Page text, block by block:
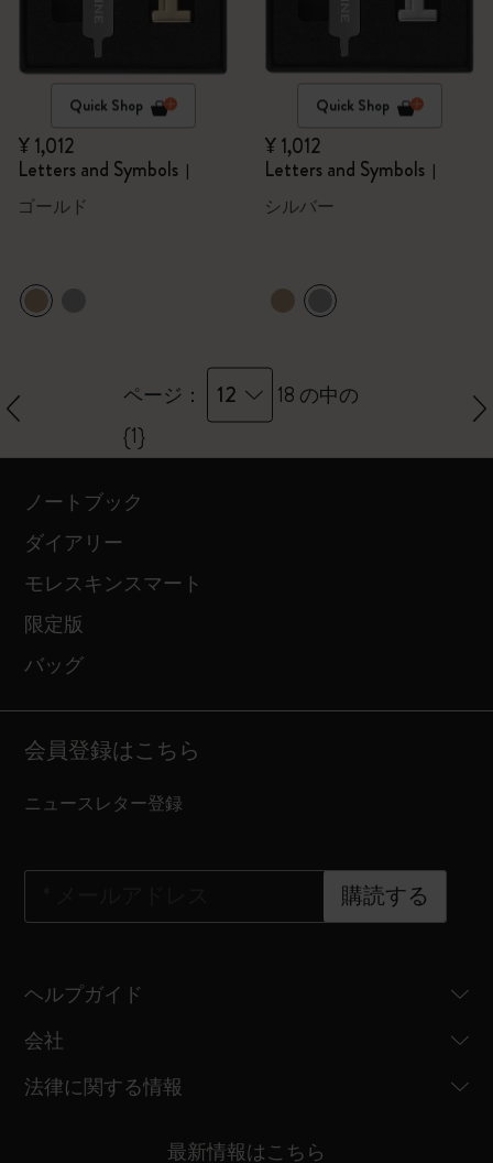
Quick Shop
¥ 1,012
Letters and Symbols I
ゴールド
Quick Shop
¥ 1,012
Letters and Symbols I
シルバー
ページ： 12
18 の中の
{1}
ノートブック
ダイアリー
モレスキンスマート
限定版
バッグ
会員登録はこちら
ニュースレター登録
購読する
ヘルプガイド
会社
法律に関する情報
最新情報はこちら